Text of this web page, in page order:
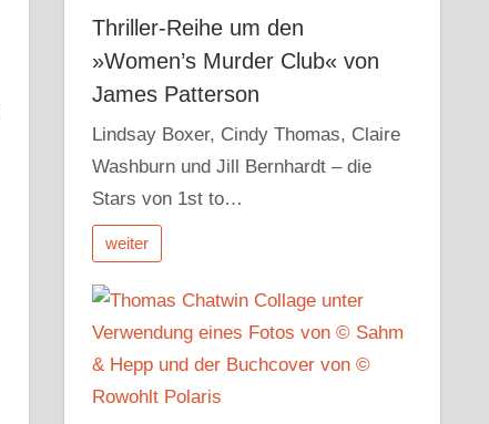
Thriller-Reihe um den
»Women’s Murder Club« von
James Patterson
Lindsay Boxer, Cindy Thomas, Claire
Washburn und Jill Bernhardt – die
Stars von 1st to…
weiter